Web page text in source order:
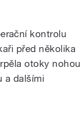
kontrolu
před několika
otoky
a dalšími